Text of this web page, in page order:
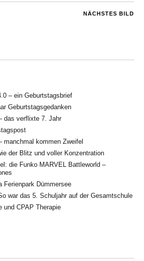
NÄCHSTES BILD
– ein Geburtstagsbrief
Geburtstagsgedanken
das verflixte 7. Jahr
manchmal kommen Zweifel
der Blitz und voller Konzentration
die Funko MARVEL Battleworld –
Ferienpark Dümmersee
war das 5. Schuljahr auf der Gesamtschule
und CPAP Therapie